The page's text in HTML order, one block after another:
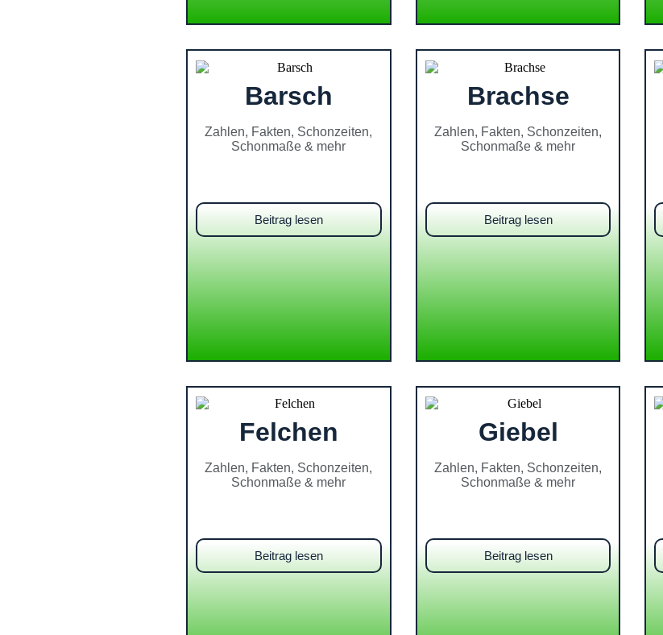
Barsch
Zahlen, Fakten, Schonzeiten,
Schonmaße & mehr
Beitrag lesen
Brachse
Zahlen, Fakten, Schonzeiten,
Schonmaße & mehr
Beitrag lesen
Felchen
Zahlen, Fakten, Schonzeiten,
Schonmaße & mehr
Beitrag lesen
Giebel
Zahlen, Fakten, Schonzeiten,
Schonmaße & mehr
Beitrag lesen